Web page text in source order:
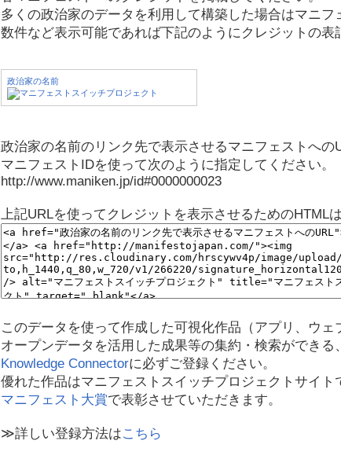
多くの政治家のデータを利用して構築した場合はマニフ
数件など表示可能であれば下記のようにクレジットの表
政治家の名前
政治家の名前のリンク先で表示させるマニフェストへの
マニフェストIDを使って次のように指定してください。
http://www.maniken.jp/id#0000000023
上記URLを使ってクレジットを表示させるためのHTML
このデータを使って作成した可視化作品（アプリ、ウェ
オープンデータを活用した成果等の集約・検索ができる、
Knowledge Connectorに必ずご登録ください。
優れた作品はマニフェストスイッチプロジェクトサイト
マニフェスト大賞で表彰させていただきます。
≫詳しい登録方法はこちら